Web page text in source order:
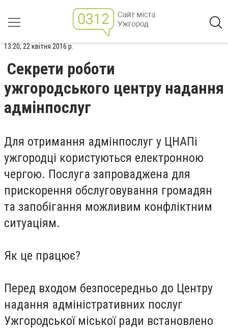
13:20, 22 квітня 2016 р.
Секрети роботи
ужгородського центру надання
адмінпослуг
Для отримання адмінпослуг у ЦНАПі
ужгородці користуються електронною
чергою. Послуга запроваджена для
прискорення обслуговування громадян
та запобігання можливим конфліктним
ситуаціям.
Як це працює?
Перед входом безпосередньо до Центру
надання адміністративних послуг
Ужгородської міської ради встановлено